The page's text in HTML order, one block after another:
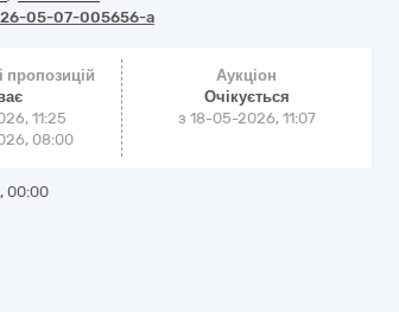
05-07-005656-a
пропозицій
11:25
08:00
Аукціон
Очікується
з 18-05-2026, 11:07
00:00